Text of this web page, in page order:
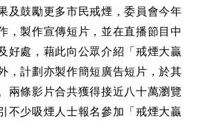
及鼓勵更多市民戒煙，委員會今年
，製作宣傳短片，並在直播節目中
好處，藉此向公眾介紹「戒煙大贏
，計劃亦製作簡短廣告短片，於其
兩條影片合共獲得接近八十萬瀏覽
不少吸煙人士報名參加「戒煙大贏